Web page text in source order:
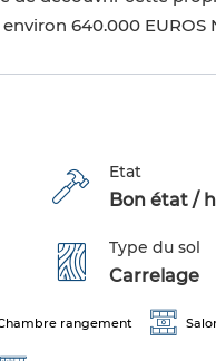
640.000 EUROS
Etat
Bon état /
Type du sol
Carrelage
rangement